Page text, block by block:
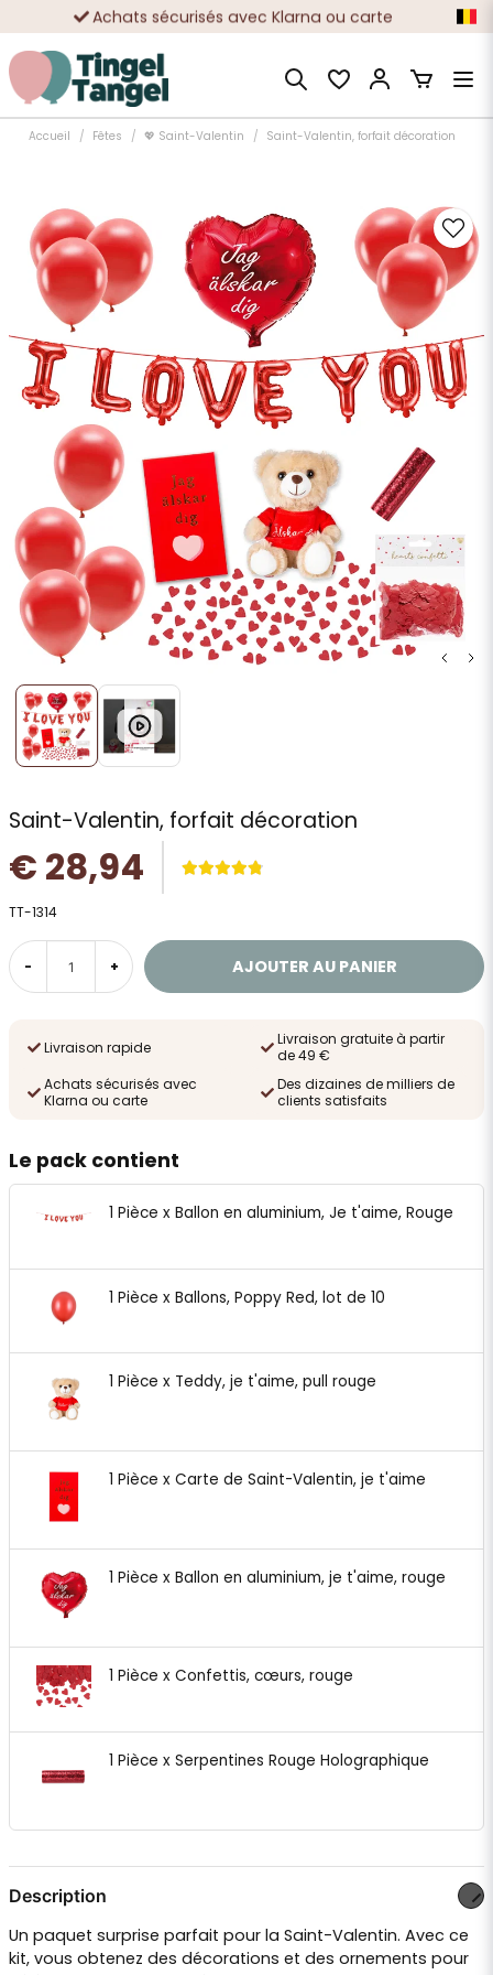
Achats sécurisés avec Klarna ou carte
Des dizaines de milliers de clients satisfaits
Accueil Fêtes 💖 Saint-Valentin Saint-Valentin, forfait décoration
Saint-Valentin, forfait décoration
€ 28,94
TT-1314
- + AJOUTER AU PANIER
Livraison rapide
Livraison gratuite à partir
de 49 €
Achats sécurisés avec
Klarna ou carte
Des dizaines de milliers de
clients satisfaits
Le pack contient
1 Pièce x Ballon en aluminium, Je t'aime, Rouge
1 Pièce x Ballons, Poppy Red, lot de 10
1 Pièce x Teddy, je t'aime, pull rouge
1 Pièce x Carte de Saint-Valentin, je t'aime
1 Pièce x Ballon en aluminium, je t'aime, rouge
1 Pièce x Confettis, cœurs, rouge
1 Pièce x Serpentines Rouge Holographique
Description
Un paquet surprise parfait pour la Saint-Valentin. Avec ce
kit, vous obtenez des décorations et des ornements pour